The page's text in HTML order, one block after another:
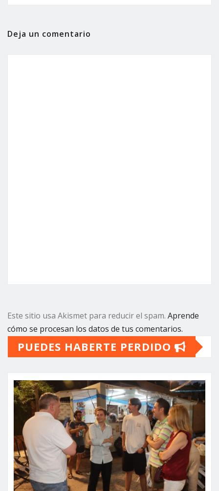
Deja un comentario
Este sitio usa Akismet para reducir el spam. Aprende
cómo se procesan los datos de tus comentarios.
PUEDES HABERTE PERDIDO